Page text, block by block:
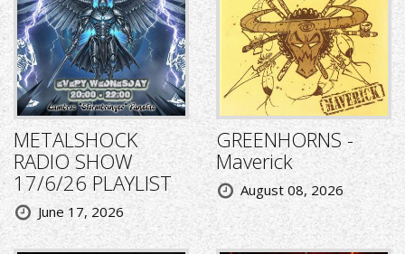
METALSHOCK
RADIO SHOW
17/6/26 PLAYLIST
June 17, 2026
GREENHORNS -
Maverick
August 08, 2026